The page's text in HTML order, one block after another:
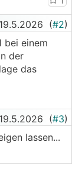
19.5.2026 (#2)
bei einem
der
das
19.5.2026 (#3)
lassen...